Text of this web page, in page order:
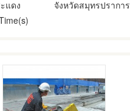
แดง
จังหวัดสมุทรปราการ